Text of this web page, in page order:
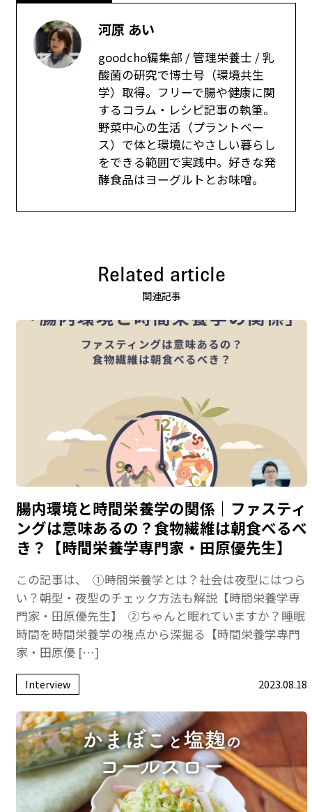
河原 あい
goodcho編集部 / 管理栄養士 / 乳
酸菌の研究で博士号（環境共生
学）取得。フリーで腸や健康に関
するコラム・レシピ記事の執筆。
野菜中心の生活（プラントベー
ス）で体と環境にやさしい暮らし
をできる範囲で実践中。好きな発
酵食品はヨーグルトとお味噌。
Related article
関連記事
腸内環境と時間栄養学の関係｜ファスティ
ングは意味あるの？食物繊維は朝食べるべ
き？【時間栄養学専門家・田原優先生】
この記事は、 ①時間栄養学とは？社会は夜型にはつら
い？朝型・夜型のチェック方法も解説【時間栄養学専
門家・田原優先生】 ②ちゃんと眠れていますか？睡眠
時間を時間栄養学の視点から深掘る【時間栄養学専門
家・田原優 […]
Interview 2023.08.18